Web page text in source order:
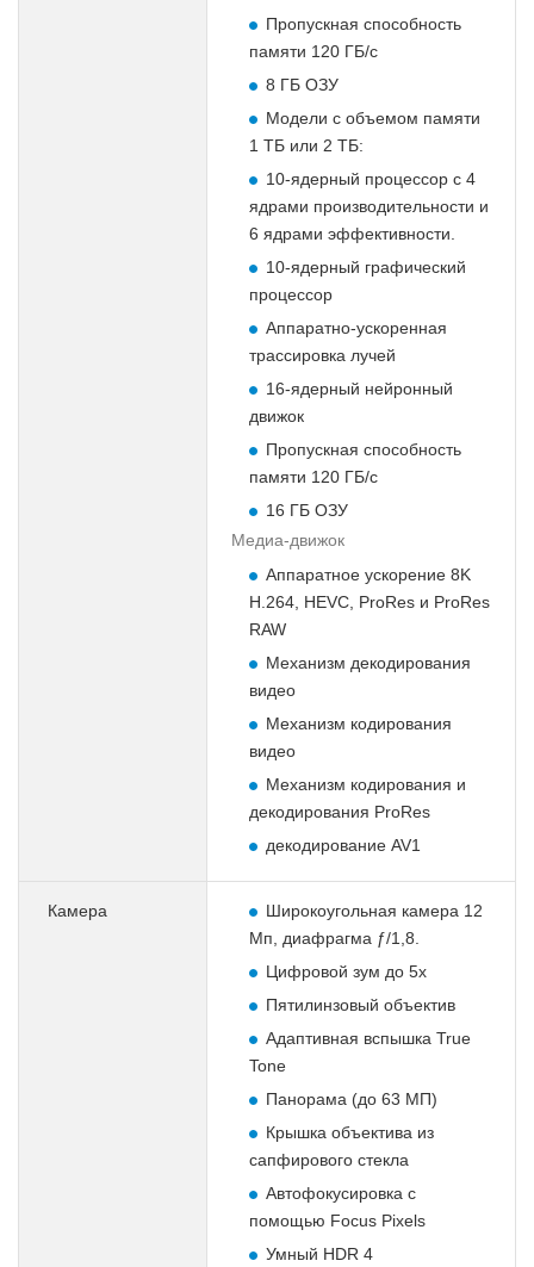
Пропускная способность
памяти 120 ГБ/с
8 ГБ ОЗУ
Модели с объемом памяти
1 ТБ или 2 ТБ:
10-ядерный процессор с 4
ядрами производительности и
6 ядрами эффективности.
10-ядерный графический
процессор
Аппаратно-ускоренная
трассировка лучей
16-ядерный нейронный
движок
Пропускная способность
памяти 120 ГБ/с
16 ГБ ОЗУ
Медиа-движок
Аппаратное ускорение 8K
H.264, HEVC, ProRes и ProRes
RAW
Механизм декодирования
видео
Механизм кодирования
видео
Механизм кодирования и
декодирования ProRes
декодирование AV1
Камера
Широкоугольная камера 12
Мп, диафрагма ƒ/1,8.
Цифровой зум до 5x
Пятилинзовый объектив
Адаптивная вспышка True
Tone
Панорама (до 63 МП)
Крышка объектива из
сапфирового стекла
Автофокусировка с
помощью Focus Pixels
Умный HDR 4